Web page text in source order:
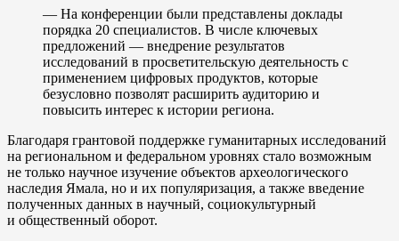
— На конференции были представлены доклады
порядка 20 специалистов. В числе ключевых
предложений — внедрение результатов
исследований в просветительскую деятельность с
применением цифровых продуктов, которые
безусловно позволят расширить аудиторию и
повысить интерес к истории региона.
Благодаря грантовой поддержке гуманитарных исследований
на региональном и федеральном уровнях стало возможным
не только научное изучение объектов археологического
наследия Ямала, но и их популяризация, а также введение
полученных данных в научный, социокультурный
и общественный оборот.